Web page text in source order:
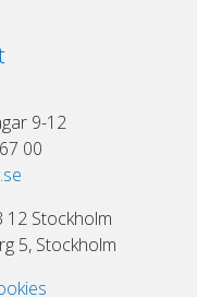
9-12
00
12 Stockholm
5, Stockholm